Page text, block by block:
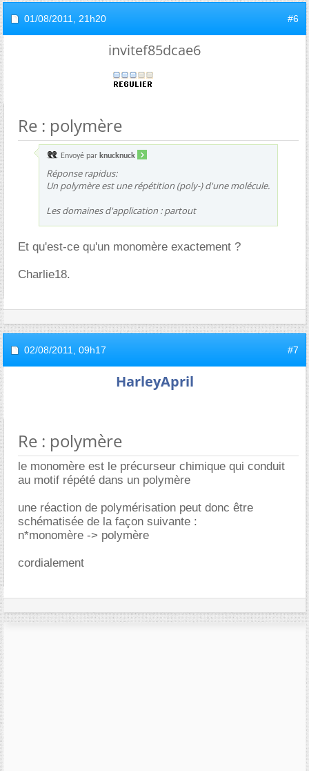
01/08/2011, 21h20 #6
invitef85dcae6
Re : polymère
Envoyé par knucknuck
Réponse rapidus:
Un polymère est une répétition (poly-) d'une molécule.
Les domaines d'application : partout
Et qu'est-ce qu'un monomère exactement ?
Charlie18.
02/08/2011, 09h17 #7
HarleyApril
Re : polymère
le monomère est le précurseur chimique qui conduit
au motif répété dans un polymère
une réaction de polymérisation peut donc être
schématisée de la façon suivante :
n*monomère -> polymère
cordialement